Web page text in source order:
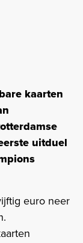
kaarten
uitduel
euro neer